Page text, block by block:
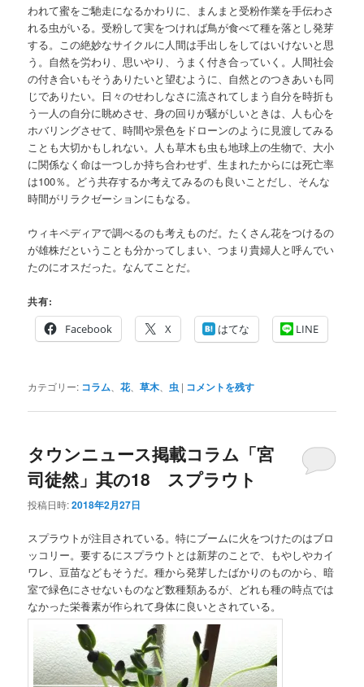
われて蜜をご馳走になるかわりに、まんまと受粉作業を手伝わさ
れる虫がいる。受粉して実をつければ鳥が食べて種を落とし発芽
する。この絶妙なサイクルに人間は手出しをしてはいけないと思
う。自然を労わり、思いやり、うまく付き合っていく。人間社会
の付き合いもそうありたいと望むように、自然とのつきあいも同
じでありたい。日々のせわしなさに流されてしまう自分を時折も
う一人の自分に眺めさせ、身の回りが騒がしいときは、人も心を
ホバリングさせて、時間や景色をドローンのように見渡してみる
ことも大切かもしれない。人も草木も虫も地球上の生物で、大小
に関係なく命は一つしか持ち合わせず、生まれたからには死亡率
は100％。どう共存するか考えてみるのも良いことだし、そんな
時間がリラクゼーションにもなる。
ウィキペディアで調べるのも考えものだ。たくさん花をつけるの
が雄株だということも分かってしまい、つまり貴婦人と呼んでい
たのにオスだった。なんてことだ。
共有:
Facebook
X はてな LINE
カテゴリー: コラム 、花、草木 虫 | コメントを残す
タウンニュース掲載コラム「宮
司徒然」其の18 スプラウト
投稿日時:2018年2月27日
スプラウトが注目されている。特にブームに火をつけたのはブロ
ッコリー。要するにスプラウトとは新芽のことで、もやしやカイ
ワレ、豆苗などもそうだ。種から発芽したばかりのものから、暗
室で緑色にさせないものなど数種類あるが、どれも種の時点では
なかった栄養素が作られて身体に良いとされている。